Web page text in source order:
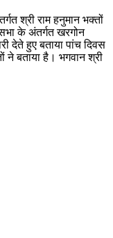
श्री राम हनुमान भक्तों
के अंतर्गत खरगोन
देते हुए बताया पांच दिवस
ने बताया है। भगवान श्री